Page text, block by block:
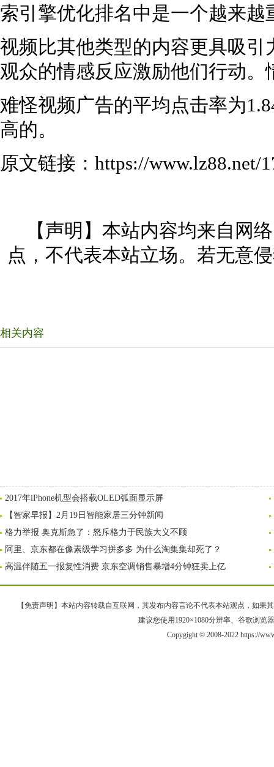
索引擎优化排名中是一个越来越
视频比其他类型的内容更具吸
观众的情感反应激励他们行动
难怪视频广告的平均点击率为
高的。
原文链接：https://www.lz88.net/
【声明】本站内容均来自网
点，不代表本站立场。若无意
相关内容
2017年iPhone机型会搭载OLED弧面显示屏
【智家早报】2月19日智能家居三分钟新闻
格力举报 奥克斯急了：怒斥格力于民族大义不顾
阿里、京东都在像素级学习拼多多 为什么淘集集却死了？
高温伴随五一报复性消费 京东空调销售暴增4分钟狂卖上亿
【免责声明】本站内容转载自互联网，其发布内容言论不代表本站观点，如果
建议您使用1920×1080分辨率、谷歌浏览
Copygight © 2008-2022 https://